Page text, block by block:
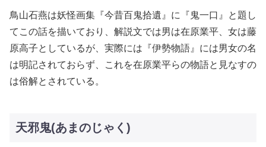
鳥山石燕は妖怪画集『今昔百鬼拾遺』に『鬼一口』と題し
てこの話を描いており、解説文では男は在原業平、女は藤
原高子としているが、実際には『伊勢物語』には男女の名
は明記されておらず、これを在原業平らの物語と見なすの
は俗解とされている。
天邪鬼(あまのじゃく)